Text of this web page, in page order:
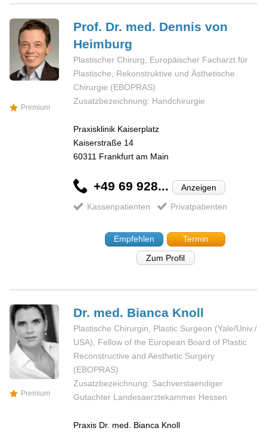
Premium
Prof. Dr. med. Dennis von
Heimburg
Plastischer Chirurg, Europäischer Facharzt für
Plastische, Rekonstruktive und Ästhetische
Chirurgie (EBOPRAS)
Zusatzbezeichnung: Handchirurgie
Praxisklinik Kaiserplatz
Kaiserstraße 14
60311 Frankfurt am Main
+49 69 928... Anzeigen
Kassenpatienten Privatpatienten
Empfehlen
Termin
Zum Profil
Premium
Dr. med. Bianca Knoll
Plastische Chirurgin, Plastic Surgeon (Yale/Univ./
USA), Fellow of the European Board of Plastic
Reconstructive and Aesthetic Surgery
(EBOPRAS)
Zusatzbezeichnung: Sachverstaendiger
Gutachter Landesaerztekammer Hessen
Praxis Dr. med. Bianca Knoll